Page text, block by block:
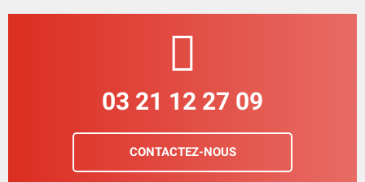
03 21 12 27 09
CONTACTEZ-NOUS